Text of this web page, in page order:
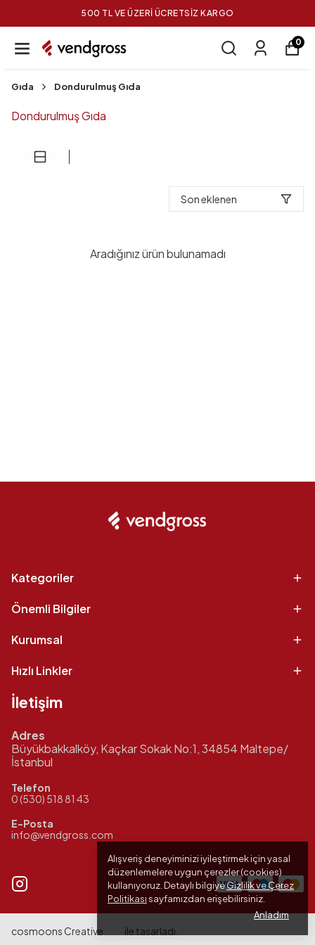
500 TL VE ÜZERİ ÜCRETSİZ KARGO
0
Alışveriş deneyiminizi iyileştirmek için yasal
düzenlemelere uygun çerezler (cookies)
kullanıyoruz. Detaylı bilgiyeGizlilik ve Çerez
Politikasısayfamızdan erişebilirsiniz.
Anladım
Gıda Dondurulmuş Gıda
Dondurulmuş Gıda
Son eklenen
Aradığınız ürün bulunamadı
Kategoriler
Önemli Bilgiler
Kurumsal
Hızlı Linkler
İletişim
Adres
Büyükbakkalköy, Kaçkar Sokak No:1, 34854 Maltepe/
İstanbul
Telefon
0 (530) 518 81 43
E-Posta
info@vendgross.com
cosmoons Creative ile tasarladı.